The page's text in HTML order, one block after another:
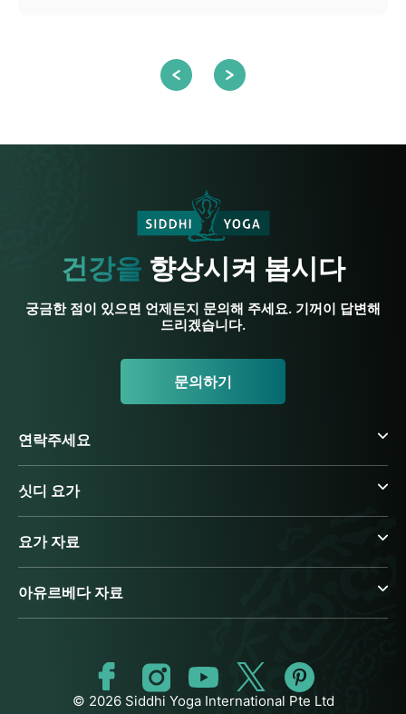
건강을 향상시켜 봅시다
궁금한 점이 있으면 언제든지 문의해 주세요. 기꺼이 답변해
드리겠습니다.
문의하기
연락주세요
싯디 요가
요가 자료
아유르베다 자료
© 2026 Siddhi Yoga International Pte Ltd